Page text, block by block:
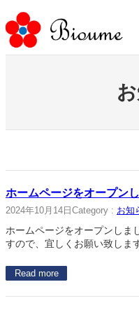
容
を
ス
ホームページをオープンし
2024年10月14日 Category : お知
ホームページをオープンしま
すので、宜しくお願い致しま
Read more